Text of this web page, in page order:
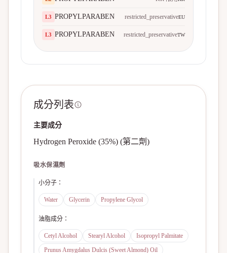
L3 PROPYLPARABEN restricted_preservativeEU
L3 PROPYLPARABEN restricted_preservativeTW
成分列表
主要成分
Hydrogen Peroxide (35%) (第二劑)
吸水保濕劑
小分子 ：
Water Glycerin Propylene Glycol
油脂成分 ：
Cetyl Alcohol Stearyl Alcohol
Isopropyl Palmitate
Prunus Amygdalus Dulcis (Sweet Almond) Oil